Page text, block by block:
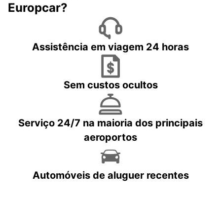
Europcar?
Assistência em viagem 24 horas
Sem custos ocultos
Serviço 24/7 na maioria dos principais
aeroportos
Automóveis de aluguer recentes